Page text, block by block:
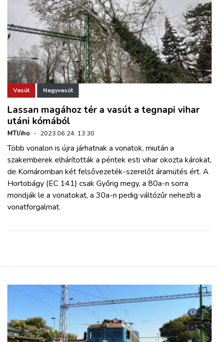
Vasút Nagyvasút
Lassan magához tér a vasút a tegnapi vihar
utáni kómából
MTI/iho · 2023.06.24. 13:30
Több vonalon is újra járhatnak a vonatok, miután a
szakemberek elhárították a péntek esti vihar okozta károkat,
de Komáromban két felsővezeték-szerelőt áramütés ért. A
Hortobágy (EC 141) csak Győrig megy, a 80a-n sorra
mondják le a vonatokat, a 30a-n pedig váltózűr nehezíti a
vonatforgalmat.